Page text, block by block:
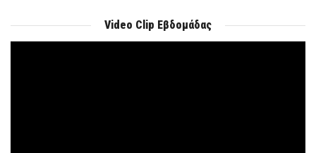
Video Clip Εβδομάδας